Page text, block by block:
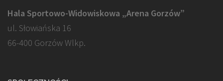
Hala Sportowo-Widowiskowa „Arena Gorzów”
ul. Słowiańska 16
66-400 Gorzów Wlkp.